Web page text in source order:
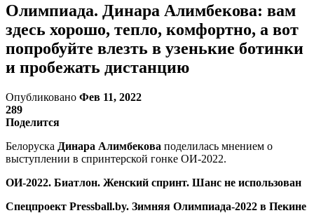
Олимпиада. Динара Алимбекова: вам
здесь хорошо, тепло, комфортно, а вот
попробуйте влезть в узенькие ботинки
и пробежать дистанцию
Опубликовано Фев 11, 2022
289
Поделится
Белоруска Динара Алимбекова поделилась мнением о
выступлении в спринтерской гонке ОИ-2022.
ОИ-2022. Биатлон. Женский спринт. Шанс не использован
Спецпроект Pressball.by. Зимняя Олимпиада-2022 в Пекине